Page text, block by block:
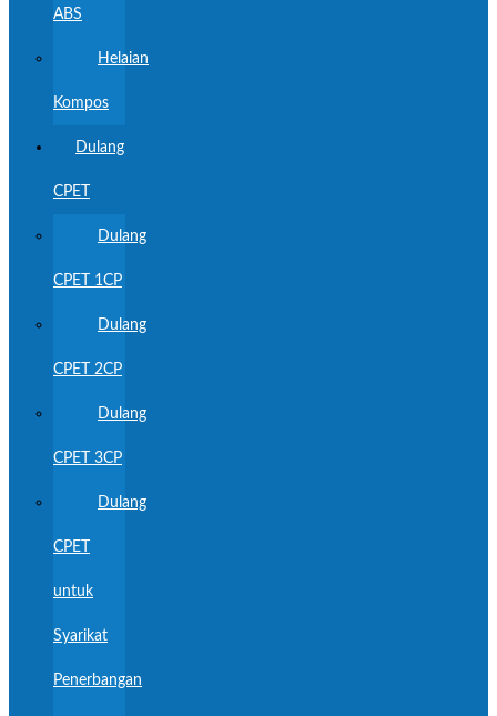
ABS
Helaian
Kompos
Dulang
CPET
Dulang
CPET 1CP
Dulang
CPET 2CP
Dulang
CPET 3CP
Dulang
CPET
untuk
Syarikat
Penerbangan